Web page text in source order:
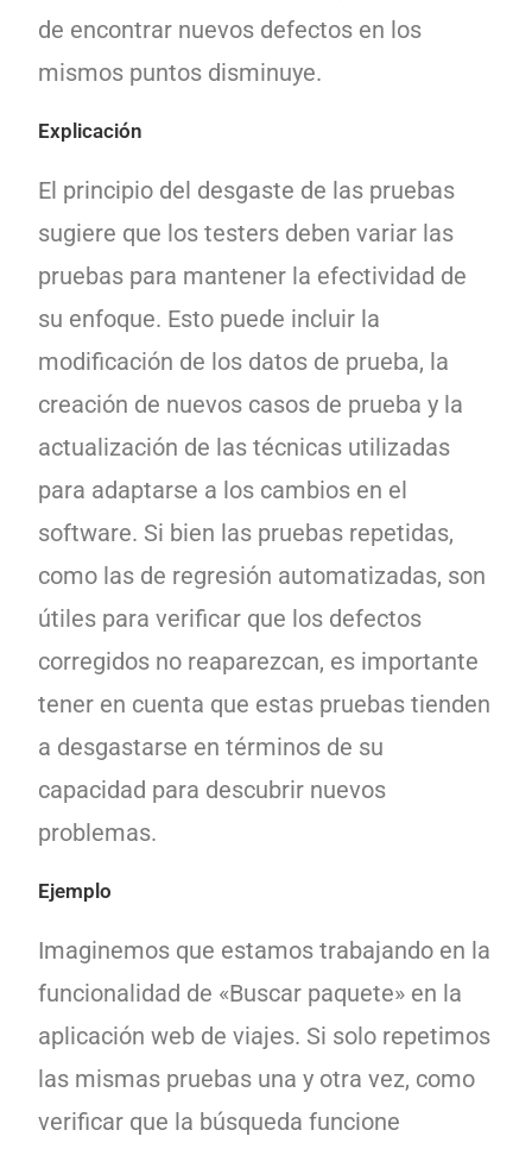
de encontrar nuevos defectos en los
mismos puntos disminuye.
Explicación
El principio del desgaste de las pruebas
sugiere que los testers deben variar las
pruebas para mantener la efectividad de
su enfoque. Esto puede incluir la
modificación de los datos de prueba, la
creación de nuevos casos de prueba y la
actualización de las técnicas utilizadas
para adaptarse a los cambios en el
software. Si bien las pruebas repetidas,
como las de regresión automatizadas, son
útiles para verificar que los defectos
corregidos no reaparezcan, es importante
tener en cuenta que estas pruebas tienden
a desgastarse en términos de su
capacidad para descubrir nuevos
problemas.
Ejemplo
Imaginemos que estamos trabajando en la
funcionalidad de «Buscar paquete» en la
aplicación web de viajes. Si solo repetimos
las mismas pruebas una y otra vez, como
verificar que la búsqueda funcione